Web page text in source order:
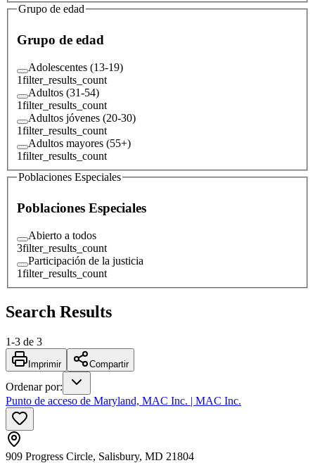
Grupo de edad
Grupo de edad
Adolescentes (13-19)
1filter_results_count
Adultos (31-54)
1filter_results_count
Adultos jóvenes (20-30)
1filter_results_count
Adultos mayores (55+)
1filter_results_count
Poblaciones Especiales
Poblaciones Especiales
Abierto a todos
3filter_results_count
Participación de la justicia
1filter_results_count
Search Results
1-3 de 3
Imprimir Compartir
Ordenar por:
Punto de acceso de Maryland, MAC Inc. | MAC Inc.
909 Progress Circle, Salisbury, MD 21804